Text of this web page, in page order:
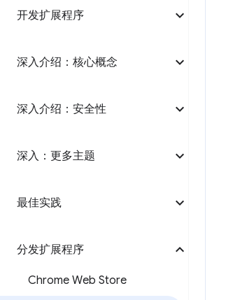
开发扩展程序
深入介绍：核心概念
深入介绍：安全性
深入：更多主题
最佳实践
分发扩展程序
Chrome Web Store